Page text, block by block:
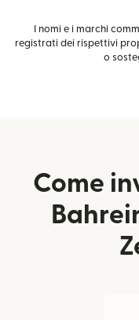
I nomi e i marchi
registrati dei rispettivi
o
Come